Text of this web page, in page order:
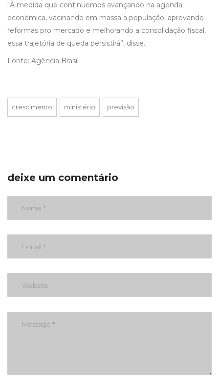
“À medida que continuemos avançando na agenda
econômica, vacinando em massa a população, aprovando
reformas pro mercado e melhorando a consolidação fiscal,
essa trajetória de queda persistirá”, disse.
Fonte: Agência Brasil
crescimento ministério previsão
deixe um comentário